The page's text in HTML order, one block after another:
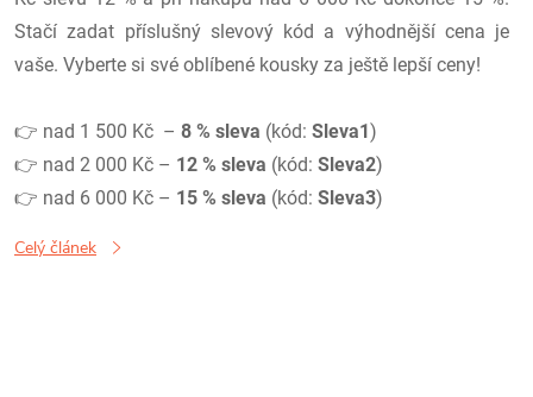
Stačí zadat příslušný slevový kód a výhodnější cena je
vaše. Vyberte si své oblíbené kousky za ještě lepší ceny!
👉 nad 1 500 Kč – 8 % sleva (kód: Sleva1)
👉 nad 2 000 Kč – 12 % sleva (kód: Sleva2)
👉 nad 6 000 Kč – 15 % sleva (kód: Sleva3)
Celý článek